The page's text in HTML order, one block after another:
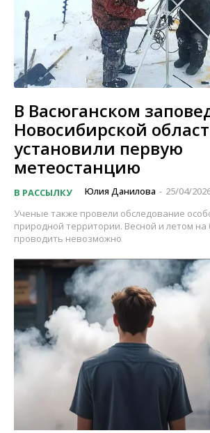
В Васюганском
Новосибирской
установили первую
метеостанцию
В РАССЫЛКУ Юлия Данилова - 25/04/
Ученые также провели обследование
природной территории. Весной и летом на
проводить невозможно